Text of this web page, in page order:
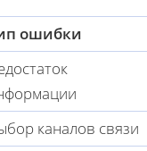
ошибки
каналов связи